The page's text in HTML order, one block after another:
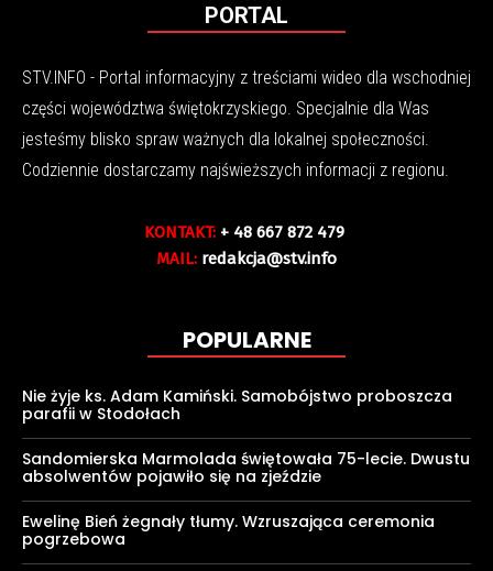
PORTAL
STV.INFO - Portal informacyjny z treściami wideo dla wschodniej
części województwa świętokrzyskiego. Specjalnie dla Was
jesteśmy blisko spraw ważnych dla lokalnej społeczności.
Codziennie dostarczamy najświeższych informacji z regionu.
KONTAKT: + 48 667 872 479
MAIL: redakcja@stv.info
POPULARNE
Nie żyje ks. Adam Kamiński. Samobójstwo proboszcza
parafii w Stodołach
Sandomierska Marmolada świętowała 75-lecie. Dwustu
absolwentów pojawiło się na zjeździe
Ewelinę Bień żegnały tłumy. Wzruszająca ceremonia
pogrzebowa